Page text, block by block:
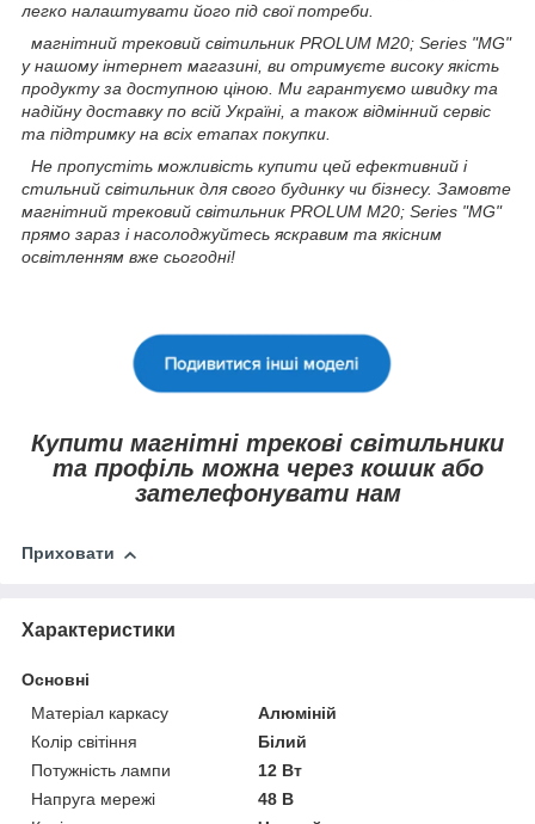
легко налаштувати його під свої потреби.
магнітний трековий світильник PROLUM M20; Series "MG"
у нашому інтернет магазині, ви отримуєте високу якість
продукту за доступною ціною. Ми гарантуємо швидку та
надійну доставку по всій Україні, а також відмінний сервіс
та підтримку на всіх етапах покупки.
Не пропустіть можливість купити цей ефективний і
стильний світильник для свого будинку чи бізнесу. Замовте
магнітний трековий світильник PROLUM M20; Series "MG"
прямо зараз і насолоджуйтесь яскравим та якісним
освітленням вже сьогодні!
Купити магнітні трекові світильники
та профіль можна через кошик або
зателефонувати нам
Приховати
Характеристики
Основні
Матеріал каркасу
Алюміній
Колір світіння
Білий
Потужність лампи
12 Вт
Напруга мережі
48 В